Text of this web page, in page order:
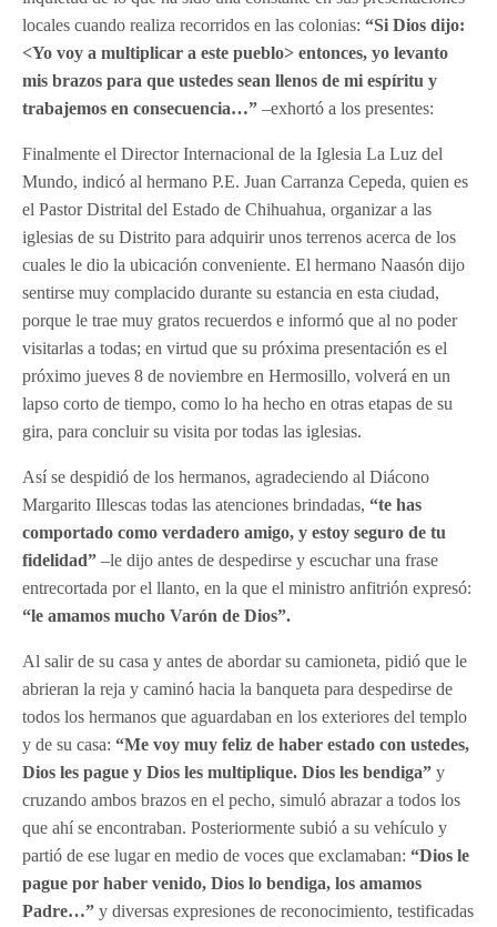
locales cuando realiza recorridos en las colonias:“Si Dios dijo:
˂Yo voy a multiplicar a este pueblo˃ entonces, yo levanto
mis brazos para que ustedes sean llenos de mi espíritu y
trabajemos en consecuencia…” –exhortó a los presentes:
Finalmente el Director Internacional de la Iglesia La Luz del
Mundo, indicó al hermano P.E. Juan Carranza Cepeda, quien es
el Pastor Distrital del Estado de Chihuahua, organizar a las
iglesias de su Distrito para adquirir unos terrenos acerca de los
cuales le dio la ubicación conveniente. El hermano Naasón dijo
sentirse muy complacido durante su estancia en esta ciudad,
porque le trae muy gratos recuerdos e informó que al no poder
visitarlas a todas; en virtud que su próxima presentación es el
próximo jueves 8 de noviembre en Hermosillo, volverá en un
lapso corto de tiempo, como lo ha hecho en otras etapas de su
gira, para concluir su visita por todas las iglesias.
Así se despidió de los hermanos, agradeciendo al Diácono
Margarito Illescas todas las atenciones brindadas,“te has
comportado como verdadero amigo, y estoy seguro de tu
fidelidad” –le dijo antes de despedirse y escuchar una frase
entrecortada por el llanto, en la que el ministro anfitrión expresó:
“le amamos mucho Varón de Dios”.
Al salir de su casa y antes de abordar su camioneta, pidió que le
abrieran la reja y caminó hacia la banqueta para despedirse de
todos los hermanos que aguardaban en los exteriores del templo
y de su casa: “Me voy muy feliz de haber estado con ustedes,
Dios les pague y Dios les multiplique. Dios les bendiga” y
cruzando ambos brazos en el pecho, simuló abrazar a todos los
que ahí se encontraban. Posteriormente subió a su vehículo y
partió de ese lugar en medio de voces que exclamaban:“Dios le
pague por haber venido, Dios lo bendiga, los amamos
Padre…” y diversas expresiones de reconocimiento, testificadas